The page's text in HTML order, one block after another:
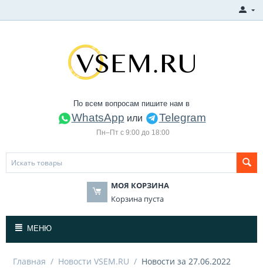
По всем вопросам пишите нам в
WhatsApp или Telegram
Пн–Пт с 9:00 до 18:00
МОЯ КОРЗИНА
Корзина пуста
МЕНЮ
Главная / Новости VSEM.RU / Новости за 27.06.2022